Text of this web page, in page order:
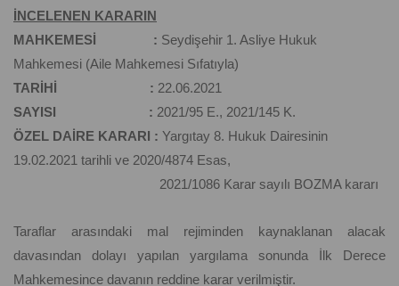
İNCELENEN KARARIN
MAHKEMESİ : Seydişehir 1. Asliye Hukuk
Mahkemesi (Aile Mahkemesi Sıfatıyla)
TARİHİ : 22.06.2021
SAYISI : 2021/95 E., 2021/145 K.
ÖZEL DAİRE KARARI : Yargıtay 8. Hukuk Dairesinin
19.02.2021 tarihli ve 2020/4874 Esas,
2021/1086 Karar sayılı BOZMA kararı
Taraflar arasındaki mal rejiminden kaynaklanan alacak
davasından dolayı yapılan yargılama sonunda İlk Derece
Mahkemesince davanın reddine karar verilmiştir.